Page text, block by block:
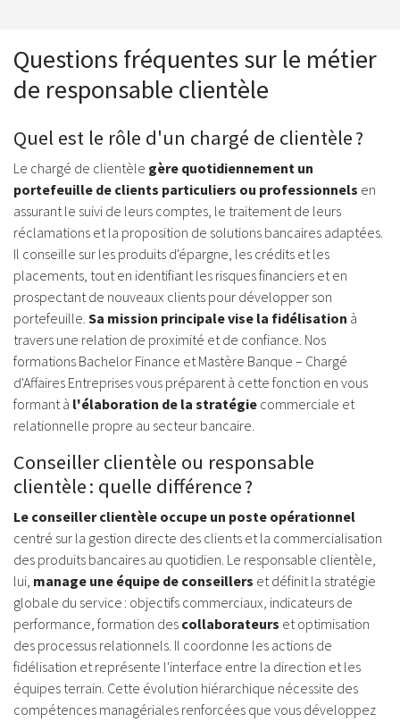
Questions fréquentes sur le métier
de responsable clientèle
Quel est le rôle d'un chargé de clientèle ?
Le chargé de clientèle gère quotidiennement un
portefeuille de clients particuliers ou professionnels en
assurant le suivi de leurs comptes, le traitement de leurs
réclamations et la proposition de solutions bancaires adaptées.
Il conseille sur les produits d'épargne, les crédits et les
placements, tout en identifiant les risques financiers et en
prospectant de nouveaux clients pour développer son
portefeuille. Sa mission principale vise la fidélisation à
travers une relation de proximité et de confiance. Nos
formations Bachelor Finance et Mastère Banque – Chargé
d'Affaires Entreprises vous préparent à cette fonction en vous
formant à l'élaboration de la stratégie commerciale et
relationnelle propre au secteur bancaire.
Conseiller clientèle ou responsable
clientèle : quelle différence ?
Le conseiller clientèle occupe un poste opérationnel
centré sur la gestion directe des clients et la commercialisation
des produits bancaires au quotidien. Le responsable clientèle,
lui, manage une équipe de conseillers et définit la stratégie
globale du service : objectifs commerciaux, indicateurs de
performance, formation des collaborateurs et optimisation
des processus relationnels. Il coordonne les actions de
fidélisation et représente l'interface entre la direction et les
équipes terrain. Cette évolution hiérarchique nécessite des
compétences managériales renforcées que vous développez